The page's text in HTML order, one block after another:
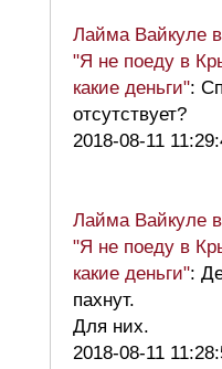
Лайма Вайкуле
"Я не поеду в
какие деньги":
отсутствует?
2018-08-11
Лайма Вайкуле
"Я не поеду в
какие деньги":
пахнут.
Для них.
2018-08-11